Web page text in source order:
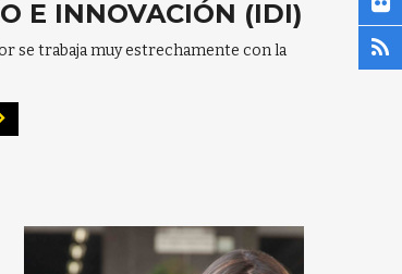
E INNOVACIÓN (IDI)
se trabaja muy estrechamente con la